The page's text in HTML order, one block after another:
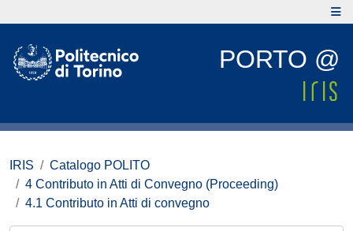
PORTO @
IRIS
Catalogo POLITO
4 Contributo in Atti di Convegno (Proceeding)
4.1 Contributo in Atti di convegno